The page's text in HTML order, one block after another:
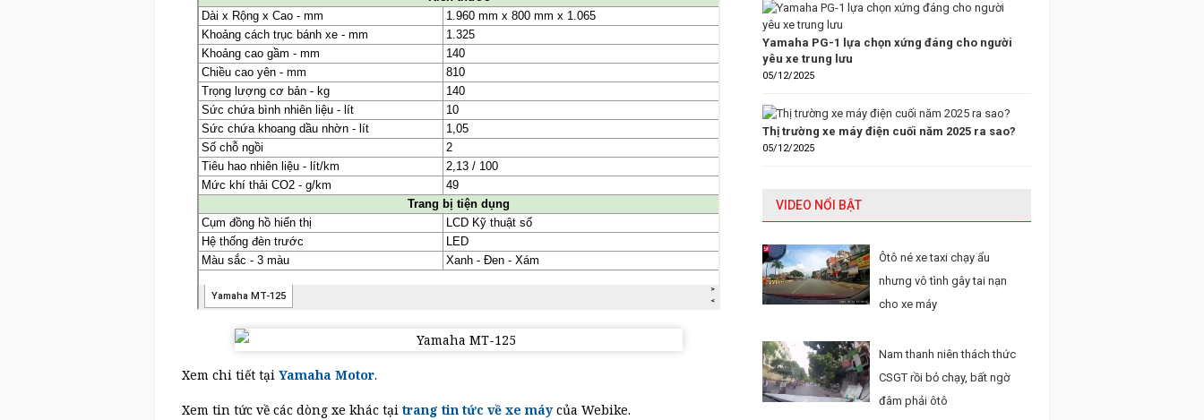
Xem chi tiết tại Yamaha Motor.
Xem tin tức về các dòng xe khác tại trang tin tức về xe máycủa Webike.
Yamaha PG-1 lựa chọn xứng đáng cho người
yêu xe trung lưu
05/12/2025
Thị trường xe máy điện cuối năm 2025 ra sao?
05/12/2025
VIDEO NỔI BẬT
Ôtô né xe taxi chạy ẩu
nhưng vô tình gây tai nạn
cho xe máy
Nam thanh niên thách thức
CSGT rồi bỏ chạy, bất ngờ
đâm phải ôtô